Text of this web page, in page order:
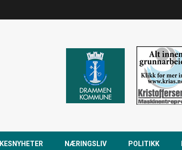
NÆRINGSLIV POLITIKK